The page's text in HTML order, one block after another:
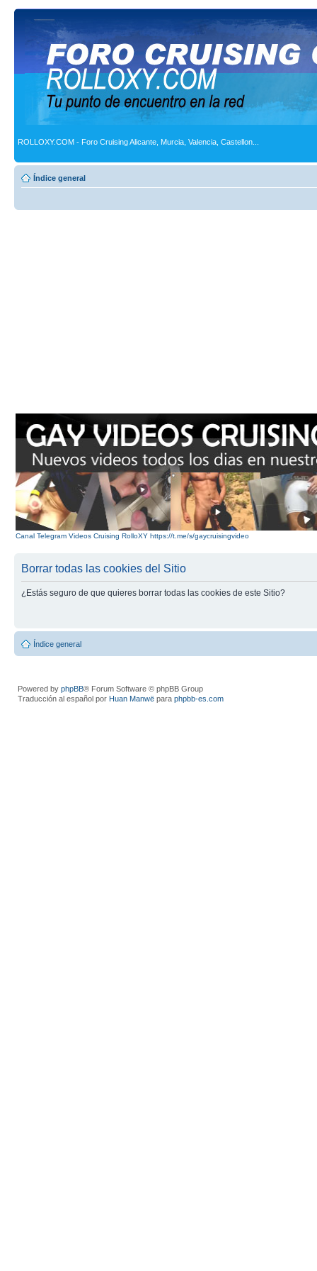
ROLLOXY.COM - Foro Cruising Alicante, Murcia, Valencia, Castellon...
Índice general
Canal Telegram Videos Cruising RolloXY https://t.me/s/gaycruisingvideo
Borrar todas las cookies del Sitio
¿Estás seguro de que quieres borrar todas las cookies de este Sitio?
Índice general
Powered by phpBB® Forum Software © phpBB Group
Traducción al español por Huan Manwë para phpbb-es.com